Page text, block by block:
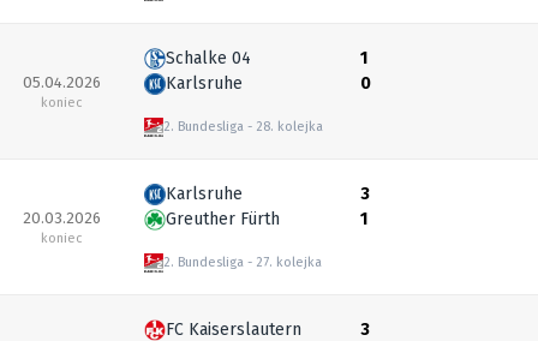
05.04.2026
koniec
Schalke 04
Karlsruhe
2. Bundesliga 28. kolejka
1
0
20.03.2026
koniec
Karlsruhe
Greuther Fürth
2. Bundesliga 27. kolejka
3
1
FC Kaiserslautern
3